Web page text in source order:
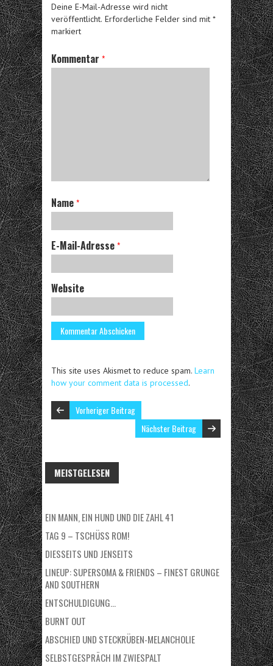
Deine E-Mail-Adresse wird nicht
veröffentlicht. Erforderliche Felder sind mit *
markiert
Kommentar *
Name *
E-Mail-Adresse *
Website
This site uses Akismet to reduce spam. Learn
how your comment data is processed.
Vorheriger Beitrag
Nächster Beitrag
MEISTGELESEN
EIN MANN, EIN HUND UND DIE ZAHL 41
TAG 9 – TSCHÜSS ROM!
DIESSEITS UND JENSEITS
LINEUP: SUPERSOMA & FRIENDS – FINEST GRUNGE
AND SOUTHERN
ENTSCHULDIGUNG…
BURNT OUT
ABSCHIED UND STECKRÜBEN-MELANCHOLIE
SELBSTGESPRÄCH IM ZWIESPALT